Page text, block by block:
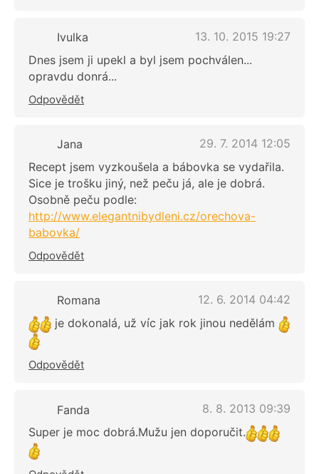
Ivulka
13. 10. 2015 19:27
Dnes jsem ji upekl a byl jsem pochválen...
opravdu donrá...
Odpovědět
Jana
29. 7. 2014 12:05
Recept jsem vyzkoušela a bábovka se vydařila.
Sice je trošku jiný, než peču já, ale je dobrá.
Osobně peču podle:
http://www.elegantnibydleni.cz/orechova-
babovka/
Odpovědět
Romana
12. 6. 2014 04:42
je dokonalá, už víc jak rok jinou nedělám
Odpovědět
Fanda
8. 8. 2013 09:39
Super je moc dobrá.Mužu jen doporučit.